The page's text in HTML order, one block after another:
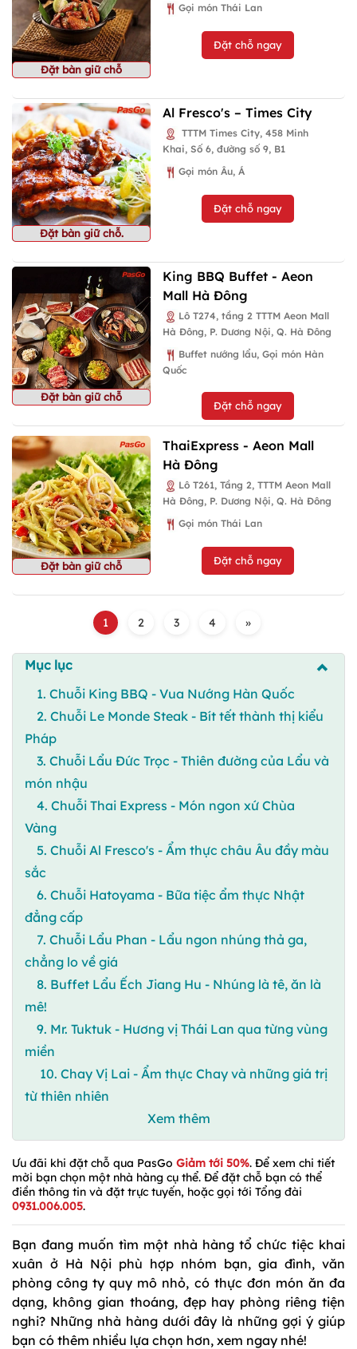
Đặt bàn giữ chỗ
Gọi món Thái Lan
Đặt chỗ ngay
Đặt bàn giữ chỗ.
Al Fresco's – Times City
TTTM Times City, 458 Minh
Khai, Số 6, đường số 9, B1
Gọi món Âu, Á
Đặt chỗ ngay
Đặt bàn giữ chỗ
King BBQ Buffet - Aeon
Mall Hà Đông
Lô T274, tầng 2 TTTM Aeon Mall
Hà Đông, P. Dương Nội, Q. Hà Đông
Buffet nướng lẩu, Gọi món Hàn
Quốc
Đặt chỗ ngay
Đặt bàn giữ chỗ
ThaiExpress - Aeon Mall
Hà Đông
Lô T261, Tầng 2, TTTM Aeon Mall
Hà Đông, P. Dương Nội, Q. Hà Đông
Gọi món Thái Lan
Đặt chỗ ngay
1 2 3 4 »
Mục lục
1. Chuỗi King BBQ - Vua Nướng Hàn Quốc
2. Chuỗi Le Monde Steak - Bít tết thành thị kiểu
Pháp
3. Chuỗi Lẩu Đức Trọc - Thiên đường của Lẩu và
món nhậu
4. Chuỗi Thai Express - Món ngon xứ Chùa
Vàng
5. Chuỗi Al Fresco's - Ẩm thực châu Âu đầy màu
sắc
6. Chuỗi Hatoyama - Bữa tiệc ẩm thực Nhật
đẳng cấp
7. Chuỗi Lẩu Phan - Lẩu ngon nhúng thả ga,
chẳng lo về giá
8. Buffet Lẩu Ếch Jiang Hu - Nhúng là tê, ăn là
mê!
9. Mr. Tuktuk - Hương vị Thái Lan qua từng vùng
miền
10. Chay Vị Lai - Ẩm thực Chay và những giá trị
từ thiên nhiên
Xem thêm
Ưu đãi khi đặt chỗ qua PasGo Giảm tới 50%. Để xem chi tiết
mời bạn chọn một nhà hàng cụ thể. Để đặt chỗ bạn có thể
điền thông tin và đặt trực tuyến, hoặc gọi tới Tổng đài
0931.006.005.
Bạn đang muốn tìm một nhà hàng tổ chức tiệc khai
xuân ở Hà Nội phù hợp nhóm bạn, gia đình, văn
phòng công ty quy mô nhỏ, có thực đơn món ăn đa
dạng, không gian thoáng, đẹp hay phòng riêng tiện
nghi? Những nhà hàng dưới đây là những gợi ý giúp
bạn có thêm nhiều lựa chọn hơn, xem ngay nhé!